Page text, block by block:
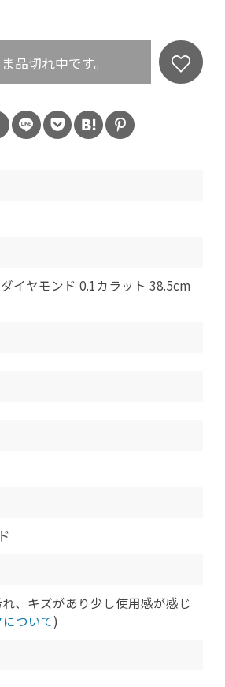
品切れ中です。
イヤモンド 0.1カラット 38.5cm
、キズがあり少し使用感が感じ
ついて)